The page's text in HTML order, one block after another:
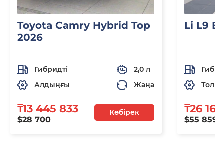
Toyota Camry Hybrid Top
2026
Гибридті
2,0 л
Алдыңғы
Жаңа
₸13 445 833
$28 700
Көбірек
Li L9
₸26
$55